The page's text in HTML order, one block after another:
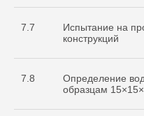
7.7
Испытание на
конструкций
7.8
Определение
образцам